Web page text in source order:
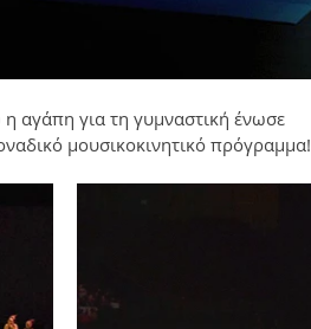
αγάπη για τη γυμναστική ένωσε
μουσικοκινητικό πρόγραμμα!